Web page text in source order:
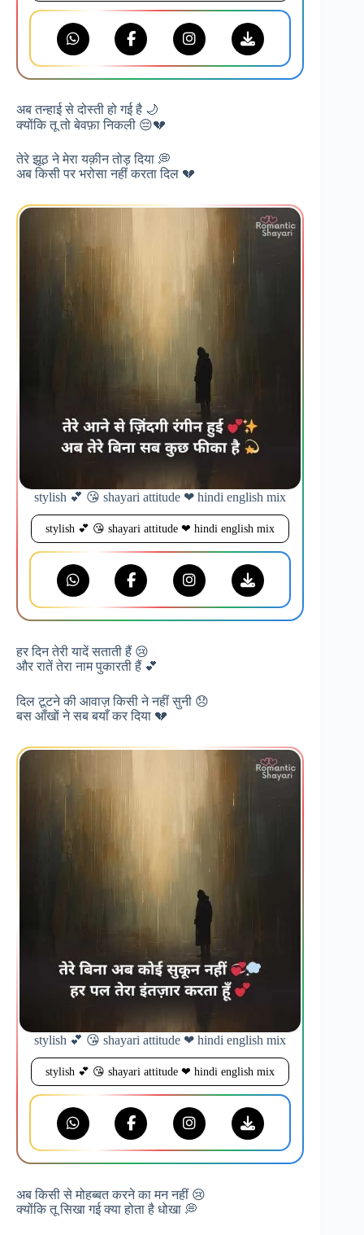
अब तन्हाई से दोस्ती हो गई है 🌙
क्योंकि तू तो बेवफ़ा निकली 😔💔
तेरे झूठ ने मेरा यक़ीन तोड़ दिया 💭
अब किसी पर भरोसा नहीं करता दिल 💔
stylish 💕 😘 shayari attitude ❤ hindi english mix
stylish 💕 😘 shayari attitude ❤ hindi english mix
हर दिन तेरी यादें सताती हैं 😢
और रातें तेरा नाम पुकारती हैं 💕
दिल टूटने की आवाज़ किसी ने नहीं सुनी 😞
बस आँखों ने सब बयाँ कर दिया 💔
stylish 💕 😘 shayari attitude ❤ hindi english mix
stylish 💕 😘 shayari attitude ❤ hindi english mix
अब किसी से मोहब्बत करने का मन नहीं 😢
क्योंकि तू सिखा गई क्या होता है धोखा 💭